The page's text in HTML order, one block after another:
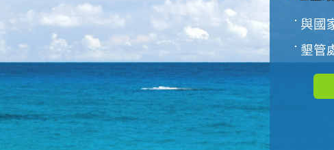
與國家
墾管處推